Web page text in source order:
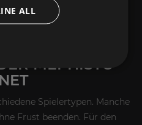
keinen Build, kein Item-
ausschließlich um den
MEPHISTO
Spielertypen. Manche
Frust beenden. Für den
ALL